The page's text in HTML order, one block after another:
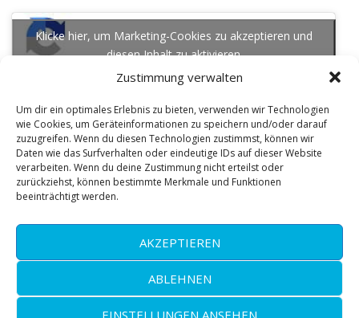
Zustimmung verwalten
Um dir ein optimales Erlebnis zu bieten, verwenden wir Technologien
wie Cookies, um Geräteinformationen zu speichern und/oder darauf
zuzugreifen. Wenn du diesen Technologien zustimmst, können wir
Daten wie das Surfverhalten oder eindeutige IDs auf dieser Website
verarbeiten. Wenn du deine Zustimmung nicht erteilst oder
zurückziehst, können bestimmte Merkmale und Funktionen
beeinträchtigt werden.
AKZEPTIEREN
ABLEHNEN
EINSTELLUNGEN ANSEHEN
reCAPTCHA
Klicke hier, um Marketing-Cookies zu akzeptieren und
diesen Inhalt zu aktivieren
© 2026 • Klima und Lufttechnik Waldemar Socha •
Handwerksweg 4 • 44805 Bochum E-Mail: info@klimatechnik-
socha.de • Web: www.klimatechnik-socha.de Tel: +49 (0)234 890